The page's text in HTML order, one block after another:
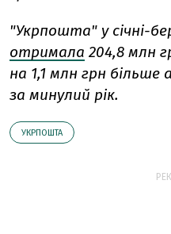
"Укрпошта" у січні-
отримала 204,8 млн
на 1,1 млн грн більше
за минулий рік.
УКРПОШТА